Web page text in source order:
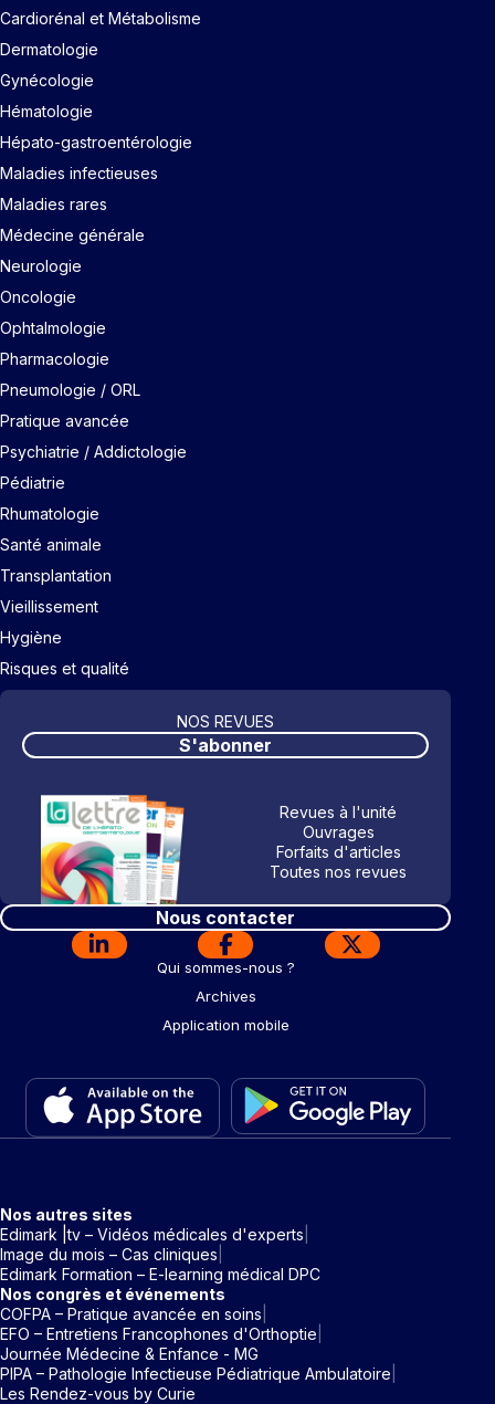
Cardiorénal et Métabolisme
Dermatologie
Gynécologie
Hématologie
Hépato-gastroentérologie
Maladies infectieuses
Maladies rares
Médecine générale
Neurologie
Oncologie
Ophtalmologie
Pharmacologie
Pneumologie / ORL
Pratique avancée
Psychiatrie / Addictologie
Pédiatrie
Rhumatologie
Santé animale
Transplantation
Vieillissement
Hygiène
Risques et qualité
NOS REVUES
S'abonner
Revues à l'unité
Ouvrages
Forfaits d'articles
Toutes nos revues
Nous contacter
Qui sommes-nous ?
Archives
Application mobile
Nos autres sites
Edimark |tv – Vidéos médicales d'experts
Image du mois – Cas cliniques
Edimark Formation – E-learning médical DPC
Nos congrès et événements
COFPA – Pratique avancée en soins
EFO – Entretiens Francophones d'Orthoptie
Journée Médecine & Enfance - MG
PIPA – Pathologie Infectieuse Pédiatrique Ambulatoire
Les Rendez-vous by Curie